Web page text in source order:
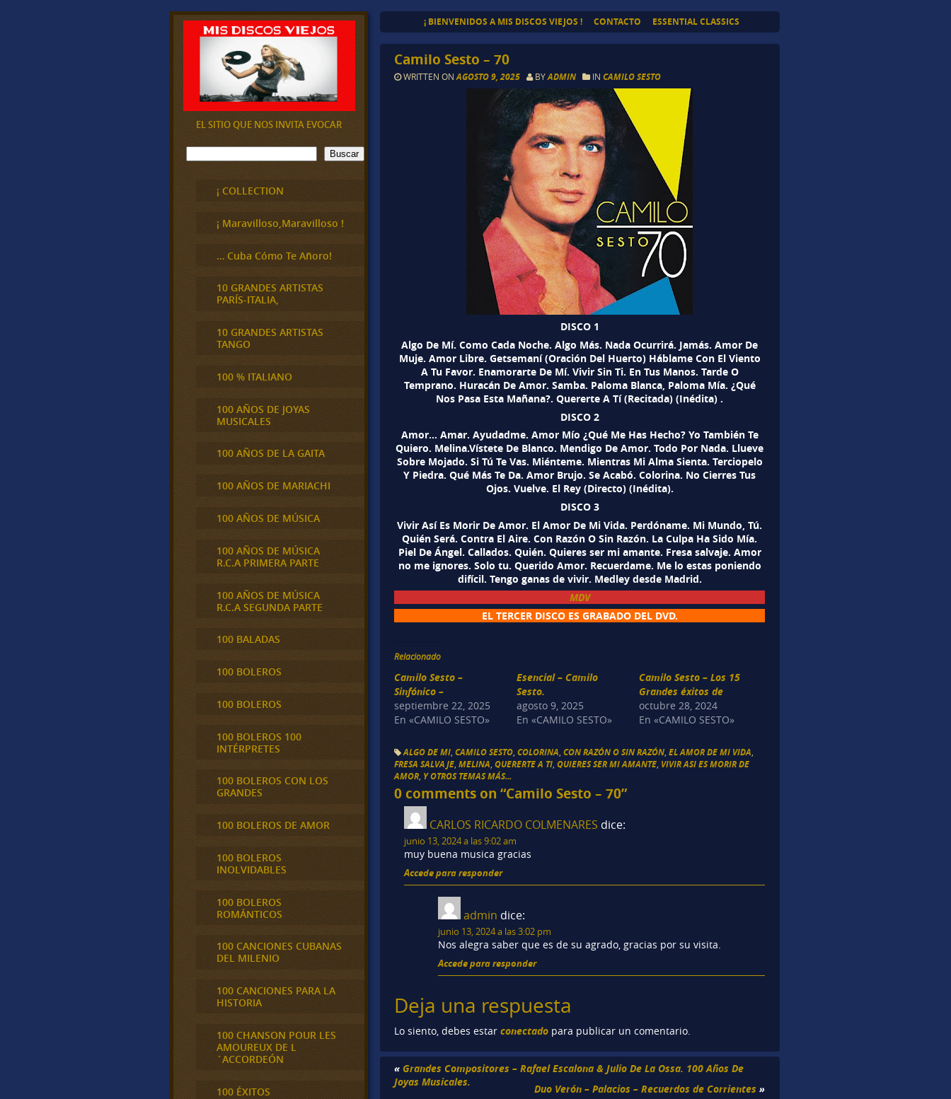
¡ BIENVENIDOS A MIS DISCOS VIEJOS ! CONTACTO ESSENTIAL CLASSICS
Camilo Sesto – 70
WRITTEN ONAGOSTO 9, 2025 BYADMIN INCAMILO SESTO
DISCO 1
Algo De Mí. Como Cada Noche. Algo Más. Nada Ocurrirá. Jamás. Amor De
Muje. Amor Libre. Getsemaní (Oración Del Huerto) Háblame Con El Viento
A Tu Favor. Enamorarte De Mí. Vivir Sin Ti. En Tus Manos. Tarde O
Temprano. Huracán De Amor. Samba. Paloma Blanca, Paloma Mía. ¿Qué
Nos Pasa Esta Mañana?. Quererte A Tí (Recitada) (Inédita) .
DISCO 2
Amor… Amar. Ayudadme. Amor Mío ¿Qué Me Has Hecho? Yo También Te
Quiero. Melina.Vístete De Blanco. Mendigo De Amor. Todo Por Nada. Llueve
Sobre Mojado. Si Tú Te Vas. Miénteme. Mientras Mi Alma Sienta. Terciopelo
Y Piedra. Qué Más Te Da. Amor Brujo. Se Acabó. Colorina. No Cierres Tus
Ojos. Vuelve. El Rey (Directo) (Inédita).
DISCO 3
Vivir Así Es Morir De Amor. El Amor De Mi Vida. Perdóname. Mi Mundo, Tú.
Quién Será. Contra El Aire. Con Razón O Sin Razón. La Culpa Ha Sido Mía.
Piel De Ángel. Callados. Quién. Quieres ser mi amante. Fresa salvaje. Amor
no me ignores. Solo tu. Querido Amor. Recuerdame. Me lo estas poniendo
difícil. Tengo ganas de vivir. Medley desde Madrid.
MDV
EL TERCER DISCO ES GRABADO DEL DVD.
Relacionado
Camilo Sesto –
Sinfónico –
septiembre 22, 2025
En «CAMILO SESTO»
Esencial – Camilo
Sesto.
agosto 9, 2025
En «CAMILO SESTO»
Camilo Sesto – Los 15
Grandes éxitos de
octubre 28, 2024
En «CAMILO SESTO»
ALGO DE MI,CAMILO SESTO,COLORINA,CON RAZÓN O SIN RAZÓN,EL AMOR DE MI VIDA,
FRESA SALVAJE,MELINA,QUERERTE A TI,QUIERES SER MI AMANTE, VIVIR ASI ES MORIR DE
AMOR, Y OTROS TEMAS MÁS...
0 comments on “Camilo Sesto – 70”
CARLOS RICARDO COLMENARES dice:
junio 13, 2024 a las 9:02 am
muy buena musica gracias
Accede para responder
admin dice:
junio 13, 2024 a las 3:02 pm
Nos alegra saber que es de su agrado, gracias por su visita.
Accede para responder
Deja una respuesta
Lo siento, debes estarconectado para publicar un comentario.
« Grandes Compositores – Rafael Escalona & Julio De La Ossa. 100 Años De
Joyas Musicales.
Duo Verón – Palacios – Recuerdos de Corrientes »
EL SITIO QUE NOS INVITA EVOCAR
B
u
Buscar
¡ COLLECTION
¡ Maravilloso,Maravilloso !
… Cuba Cómo Te Añoro!
10 GRANDES ARTISTAS
PARÍS-ITALIA,
10 GRANDES ARTISTAS
TANGO
100 % ITALIANO
100 AÑOS DE JOYAS
MUSICALES
100 AÑOS DE LA GAITA
100 AÑOS DE MARIACHI
100 AÑOS DE MÚSICA
100 AÑOS DE MÚSICA
R.C.A PRIMERA PARTE
100 AÑOS DE MÚSICA
R.C.A SEGUNDA PARTE
100 BALADAS
100 BOLEROS
100 BOLEROS
100 BOLEROS 100
INTÉRPRETES
100 BOLEROS CON LOS
GRANDES
100 BOLEROS DE AMOR
100 BOLEROS
INOLVIDABLES
100 BOLEROS
ROMÁNTICOS
100 CANCIONES CUBANAS
DEL MILENIO
100 CANCIONES PARA LA
HISTORIA
100 CHANSON POUR LES
AMOUREUX DE L
´ACCORDEÓN
100 ÉXITOS